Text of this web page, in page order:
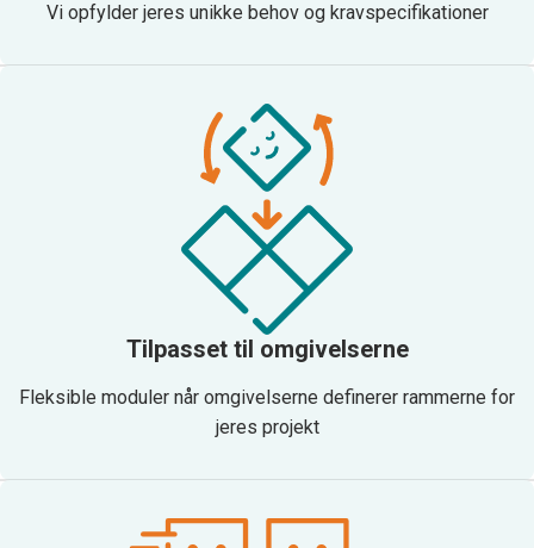
Vi opfylder jeres unikke behov og kravspecifikationer
Tilpasset til omgivelserne
Fleksible moduler når omgivelserne definerer rammerne for
jeres projekt